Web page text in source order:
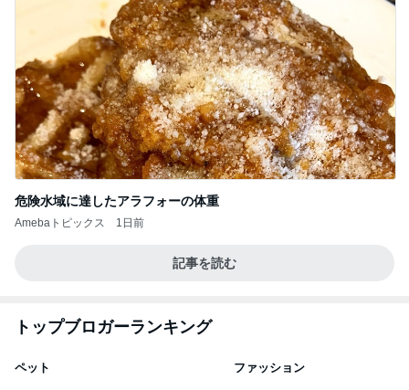
危険水域に達したアラフォーの体重
Amebaトピックス 1日前
記事を読む
トップブロガーランキング
ペット ファッション